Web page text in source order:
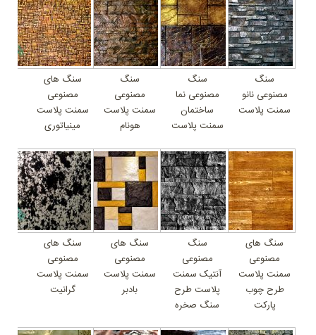
سنگ
مصنوعی نانو
سمنت پلاست
سنگ
مصنوعی نما
ساختمان
سمنت پلاست
سنگ
مصنوعی
سمنت پلاست
هونام
سنگ های
مصنوعی
سمنت پلاست
مینیاتوری
سنگ های
مصنوعی
سمنت پلاست
طرح چوب
پارکت
سنگ
مصنوعی
آنتیک سمنت
پلاست طرح
سنگ صخره
سنگ های
مصنوعی
سمنت پلاست
بادبر
سنگ های
مصنوعی
سمنت پلاست
گرانیت